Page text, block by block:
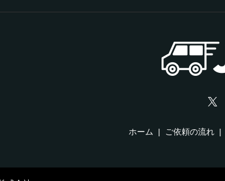
ホーム ご依頼の流れ